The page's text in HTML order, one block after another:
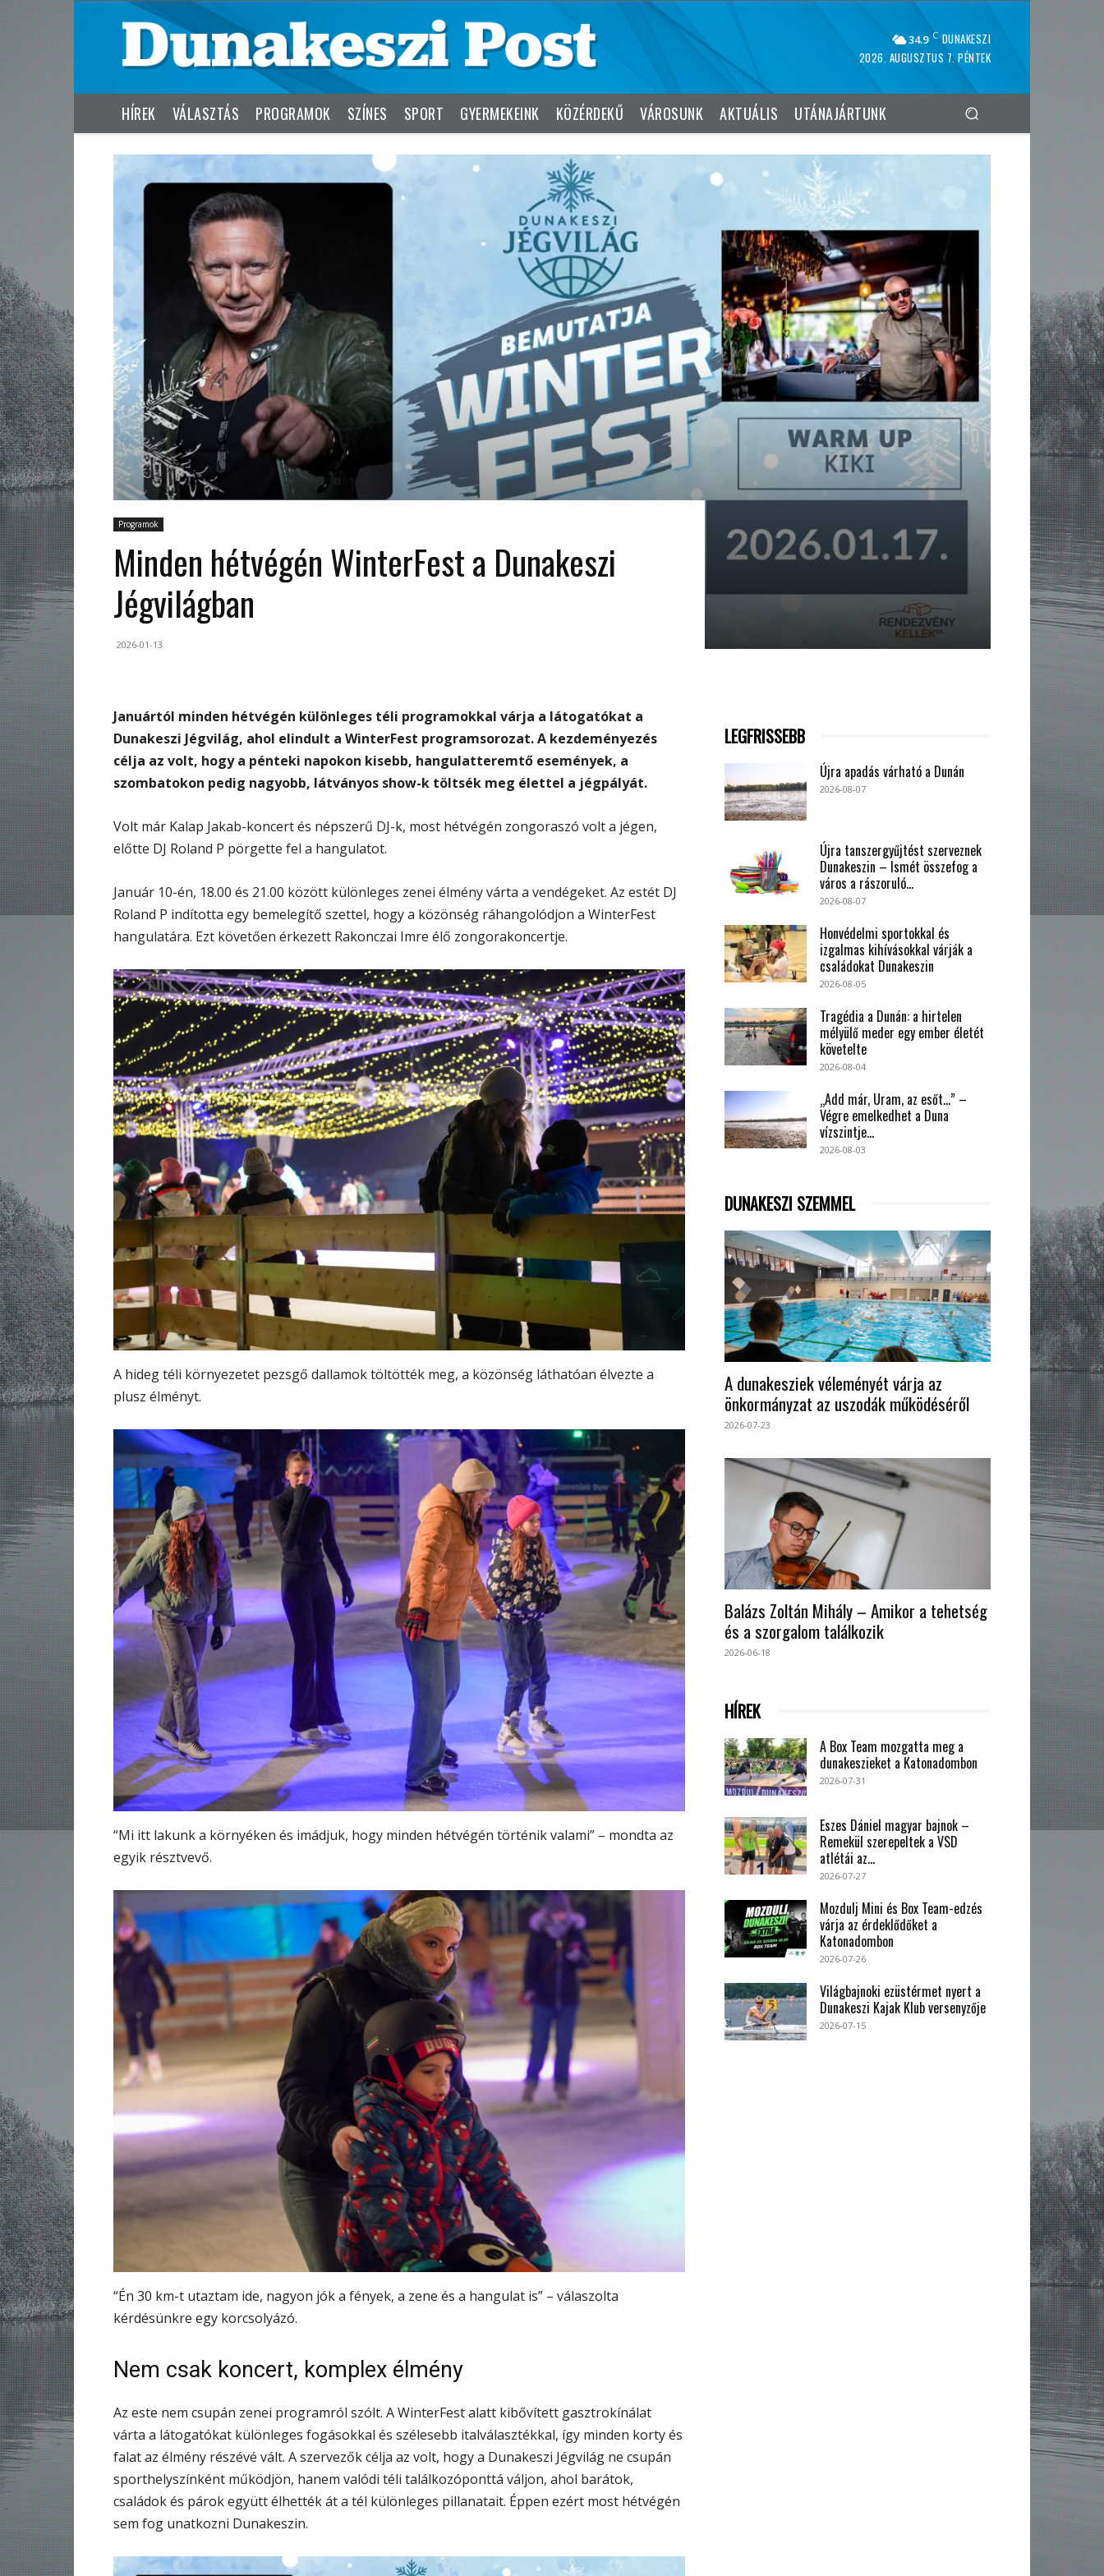
34.9 C DUNAKESZI
2026. AUGUSZTUS 7. PÉNTEK
HÍREK VÁLASZTÁS PROGRAMOK SZÍNES SPORT GYERMEKEINK KÖZÉRDEKŰ VÁROSUNK AKTUÁLIS UTÁNAJÁRTUNK
Programok
Minden hétvégén WinterFest a Dunakeszi
Jégvilágban
2026-01-13
Januártól minden hétvégén különleges téli programokkal várja a látogatókat a
Dunakeszi Jégvilág, ahol elindult a WinterFest programsorozat. A kezdeményezés
célja az volt, hogy a pénteki napokon kisebb, hangulatteremtő események, a
szombatokon pedig nagyobb, látványos show-k töltsék meg élettel a jégpályát.
Volt már Kalap Jakab-koncert és népszerű DJ-k, most hétvégén zongoraszó volt a jégen,
előtte DJ Roland P pörgette fel a hangulatot.
Január 10-én, 18.00 és 21.00 között különleges zenei élmény várta a vendégeket. Az estét DJ
Roland P indította egy bemelegítő szettel, hogy a közönség ráhangolódjon a WinterFest
hangulatára. Ezt követően érkezett Rakonczai Imre élő zongorakoncertje.
A hideg téli környezetet pezsgő dallamok töltötték meg, a közönség láthatóan élvezte a
plusz élményt.
“Mi itt lakunk a környéken és imádjuk, hogy minden hétvégén történik valami” – mondta az
egyik résztvevő.
“Én 30 km-t utaztam ide, nagyon jók a fények, a zene és a hangulat is” – válaszolta
kérdésünkre egy korcsolyázó.
Nem csak koncert, komplex élmény
Az este nem csupán zenei programról szólt. A WinterFest alatt kibővített gasztrokínálat
várta a látogatókat különleges fogásokkal és szélesebb italválasztékkal, így minden korty és
falat az élmény részévé vált. A szervezők célja az volt, hogy a Dunakeszi Jégvilág ne csupán
sporthelyszínként működjön, hanem valódi téli találkozóponttá váljon, ahol barátok,
családok és párok együtt élhették át a tél különleges pillanatait. Éppen ezért most hétvégén
sem fog unatkozni Dunakeszin.
LEGFRISSEBB
Újra apadás várható a Dunán
2026-08-07
Újra tanszergyűjtést szerveznek
Dunakeszin – Ismét összefog a
város a rászoruló...
2026-08-07
Honvédelmi sportokkal és
izgalmas kihívásokkal várják a
családokat Dunakeszin
2026-08-05
Tragédia a Dunán: a hirtelen
mélyülő meder egy ember életét
követelte
2026-08-04
„Add már, Uram, az esőt…” –
Végre emelkedhet a Duna
vízszintje...
2026-08-03
DUNAKESZI SZEMMEL
A dunakesziek véleményét várja az
önkormányzat az uszodák működéséről
2026-07-23
Balázs Zoltán Mihály – Amikor a tehetség
és a szorgalom találkozik
2026-06-18
HÍREK
A Box Team mozgatta meg a
dunakeszieket a Katonadombon
2026-07-31
Eszes Dániel magyar bajnok –
Remekül szerepeltek a VSD
atlétái az...
2026-07-27
Mozdulj Mini és Box Team-edzés
várja az érdeklődőket a
Katonadombon
2026-07-26
Világbajnoki ezüstérmet nyert a
Dunakeszi Kajak Klub versenyzője
2026-07-15